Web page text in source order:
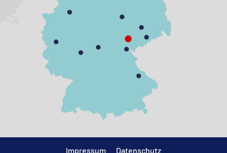
Impressum Datenschutz